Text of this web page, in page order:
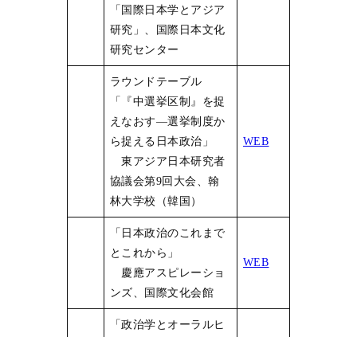
「国際日本学とアジア
研究」、国際日本文化
研究センター
ラウンドテーブル
「『中選挙区制』を捉
えなおす―選挙制度か
ら捉える日本政治」
東アジア日本研究者
協議会第9回大会、翰
林大学校（韓国）
WEB
「日本政治のこれまで
とこれから」
慶應アスピレーショ
ンズ、国際文化会館
WEB
「政治学とオーラルヒ